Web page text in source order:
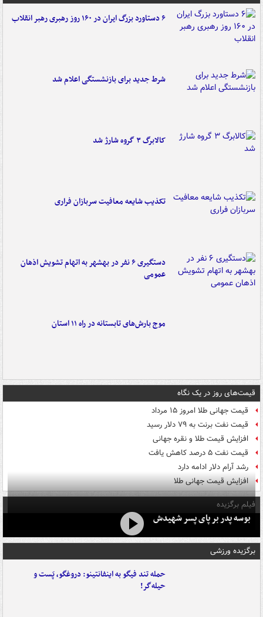
۶ دستاورد بزرگ ایران در ۱۶۰ روز رهبری رهبر انقلاب
شرط جدید برای بازنشستگی اعلام شد
کالابرگ ۳ گروه شارژ شد
تکذیب شایعه معافیت سربازان فراری
دستگیری ۶ نفر در بهشهر به اتهام تشویش اذهان
عمومی
موج بارش‌های تابستانه در راه ۱۱ استان
قیمت‌های روز در یک نگاه
قیمت جهانی طلا امروز ۱۵ مرداد
قیمت نفت برنت به ۷۹ دلار رسید
افزایش قیمت طلا و نقره جهانی
قیمت نفت ۵ درصد کاهش یافت
رشد آرام دلار ادامه دارد
افزایش قیمت جهانی طلا
فیلم برگزیده
بوسه‌ پدر بر پای پسر شهیدش
برگزیده ورزشی
حمله تند فیگو به اینفانتینو: دروغگو، پَست‌ و
حیله‌گر!